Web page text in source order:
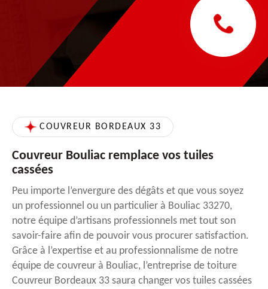
COUVREUR BORDEAUX 33
Couvreur Bouliac remplace vos tuiles
cassées
Peu importe l’envergure des dégâts et que vous soyez
un professionnel ou un particulier à Bouliac 33270,
notre équipe d’artisans professionnels met tout son
savoir-faire afin de pouvoir vous procurer satisfaction.
Grâce à l’expertise et au professionnalisme de notre
équipe de couvreur à Bouliac, l’entreprise de toiture
Couvreur Bordeaux 33 saura changer vos tuiles cassées